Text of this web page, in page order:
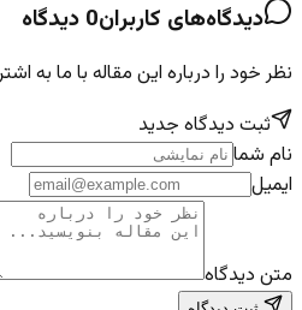
دیدگاه‌های کاربران0 دیدگاه
نظر خود را درباره این مقاله با ما به
ثبت دیدگاه جدید
نام شما
ایمیل
متن دیدگاه